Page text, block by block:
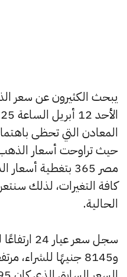
يبحث الكثيرون عن سعر
المعادن التي تحظى
حيث تراوحت أسعار الذهب
مصر 365 بتغطية
كافة التغيرات، لذلك
الحالية.